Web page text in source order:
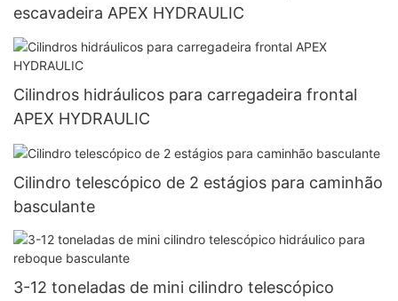
escavadeira APEX HYDRAULIC
Cilindros hidráulicos para carregadeira frontal
APEX HYDRAULIC
Cilindro telescópico de 2 estágios para caminhão
basculante
3-12 toneladas de mini cilindro telescópico